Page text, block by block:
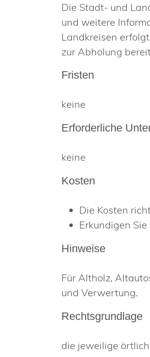
Die Stadt- und
und weitere
Landkreisen
zur Abholung
Fristen
keine
Erforderliche
keine
Kosten
Die Kosten
Erkundigen
Hinweise
Für Altholz,
und Verwertung.
Rechtsgrundlage
die jeweilige